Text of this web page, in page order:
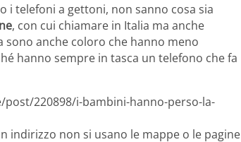
telefoni a gettoni, non sanno cosa sia
, con cui chiamare in Italia ma anche
sono anche coloro che hanno meno
hanno sempre in tasca un telefono che fa
220898/i-bambini-hanno-perso-la-
indirizzo non si usano le mappe o le pagine